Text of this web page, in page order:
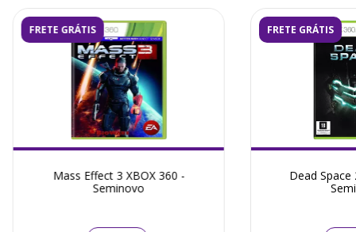
FRETE GRÁTIS
Mass Effect 3 XBOX 360 -
Seminovo
FRETE GRÁTIS
Dead Space